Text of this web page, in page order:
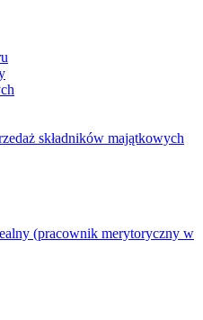
składników majątkowych
(pracownik merytoryczny w